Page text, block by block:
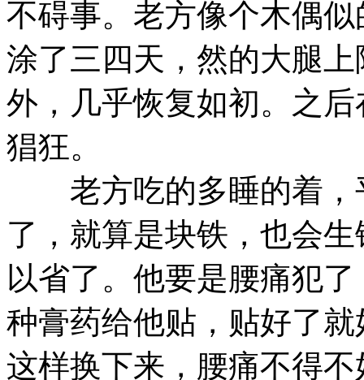
不碍事。老方像个木偶
涂了三四天，然的大腿
外，几乎恢复如初。之
猖狂。
老方吃的多睡的着，
了，就算是块铁，也会
以省了。他要是腰痛犯
种膏药给他贴，贴好了
这样换下来，腰痛不得